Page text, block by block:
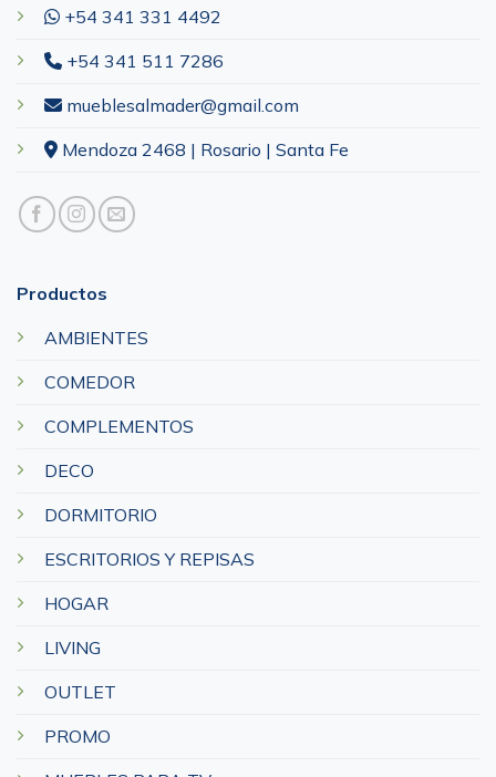
Productos
AMBIENTES
COMEDOR
COMPLEMENTOS
DECO
DORMITORIO
ESCRITORIOS Y REPISAS
HOGAR
LIVING
OUTLET
PROMO
+54 341 331 4492
+54 341 511 7286
mueblesalmader@gmail.com
Mendoza 2468 | Rosario | Santa Fe